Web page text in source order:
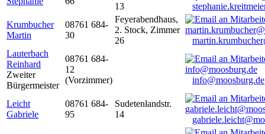
13
Krumbucher
Martin
08761 684-
30
Feyerabendhaus,
2. Stock, Zimmer
26
Lauterbach
Reinhard
Zweiter
Bürgermeister
08761 684-
12
(Vorzimmer)
info@moosburg.de
Leicht
Gabriele
08761 684-
95
Sudetenlandstr.
14